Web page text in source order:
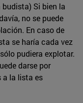
Si bien la
no se puede
En caso de
se haría cada vez
pudiera explotar.
darse por
a la lista es